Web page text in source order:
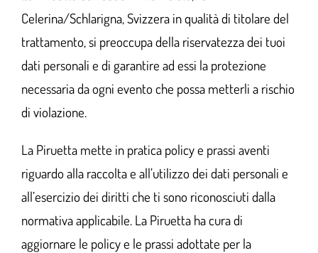
Celerina/Schlarigna, Svizzera in qualità di titolare del
trattamento, si preoccupa della riservatezza dei tuoi
dati personali e di garantire ad essi la protezione
necessaria da ogni evento che possa metterli a rischio
di violazione.
La Piruetta mette in pratica policy e prassi aventi
riguardo alla raccolta e all’utilizzo dei dati personali e
all’esercizio dei diritti che ti sono riconosciuti dalla
normativa applicabile. La Piruetta ha cura di
aggiornare le policy e le prassi adottate per la